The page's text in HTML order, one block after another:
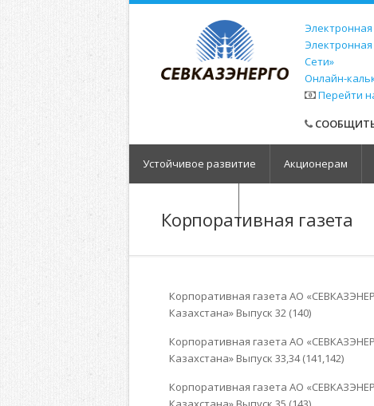
Сети»
Онлайн-
Перейти
Устойчивое развитие Акционерам
Корпоративная газета
Корпоративная газета АО
Казахстана» Выпуск 32 (140)
Корпоративная газета АО
Казахстана» Выпуск 33,34 (141,142)
Корпоративная газета АО